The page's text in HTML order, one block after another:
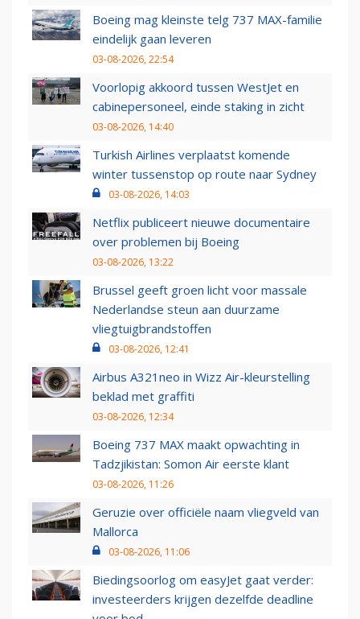
Boeing mag kleinste telg 737 MAX-familie
eindelijk gaan leveren
03-08-2026, 22:54
Voorlopig akkoord tussen WestJet en
cabinepersoneel, einde staking in zicht
03-08-2026, 14:40
Turkish Airlines verplaatst komende
winter tussenstop op route naar Sydney
03-08-2026, 14:03
Netflix publiceert nieuwe documentaire
over problemen bij Boeing
03-08-2026, 13:22
Brussel geeft groen licht voor massale
Nederlandse steun aan duurzame
vliegtuigbrandstoffen
03-08-2026, 12:41
Airbus A321neo in Wizz Air-kleurstelling
beklad met graffiti
03-08-2026, 12:34
Boeing 737 MAX maakt opwachting in
Tadzjikistan: Somon Air eerste klant
03-08-2026, 11:26
Geruzie over officiële naam vliegveld van
Mallorca
03-08-2026, 11:06
Biedingsoorlog om easyJet gaat verder:
investeerders krijgen dezelfde deadline